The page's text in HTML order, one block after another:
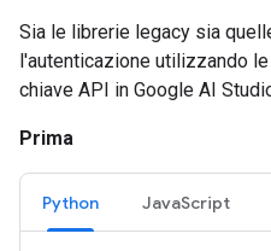
Sia le librerie legacy sia
l'autenticazione utilizzando
chiave API in Google AI
Prima
Python JavaScript